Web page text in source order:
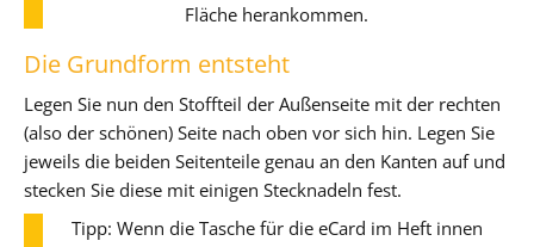
Fläche herankommen.
Die Grundform entsteht
Legen Sie nun den Stoffteil der Außenseite mit der rechten
(also der schönen) Seite nach oben vor sich hin. Legen Sie
jeweils die beiden Seitenteile genau an den Kanten auf und
stecken Sie diese mit einigen Stecknadeln fest.
Tipp: Wenn die Tasche für die eCard im Heft innen